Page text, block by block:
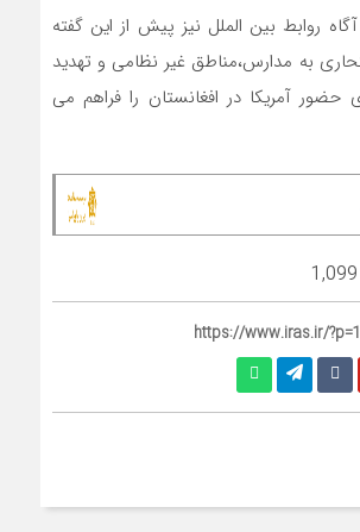
روابط بین الملل نیز پیش از این گفته
به مدارس،مناطق غیر نظامی و تهدید
حضور آمریکا در افغانستان را فراهم می
1,099
https://www.iras.ir/